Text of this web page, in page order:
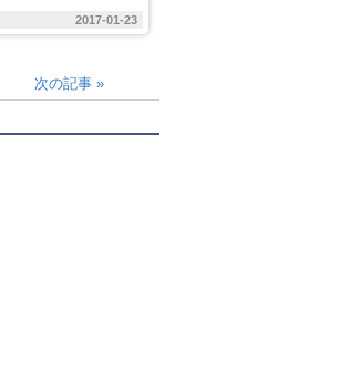
2017-01-23
次の記事 »